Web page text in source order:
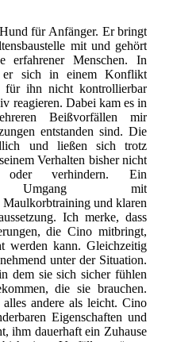
für Anfänger. Er bringt
mit und gehört
erfahrener Menschen. In
er sich in einem Konflikt
für ihn nicht kontrollierbar
reagieren. Dabei kam es in
Beißvorfällen mir
entstanden sind. Die
und ließen sich trotz
Verhalten bisher nicht
oder verhindern. Ein
Umgang mit
und klaren
Ich merke, dass
die Cino mitbringt,
werden kann. Gleichzeitig
unter der Situation.
dem sie sich sicher fühlen
die sie brauchen.
andere als leicht. Cino
Eigenschaften und
ihm dauerhaft ein Zuhause